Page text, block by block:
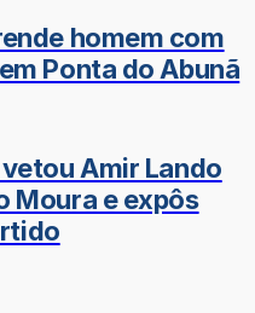
homem com
Ponta do Abunã
Amir Lando
Moura e expôs